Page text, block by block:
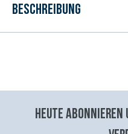
Beschreibung
Heute